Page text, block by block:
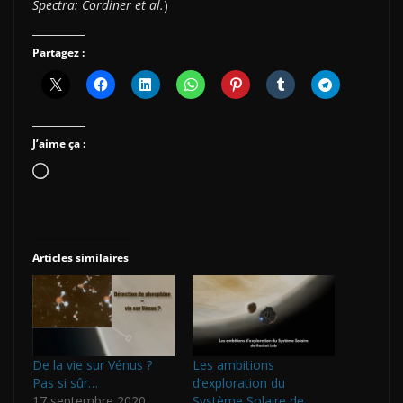
Spectra: Cordiner et al.)
Partagez :
J’aime ça :
Chargement…
Articles similaires
De la vie sur Vénus ?
Pas si sûr…
Les ambitions
d’exploration du